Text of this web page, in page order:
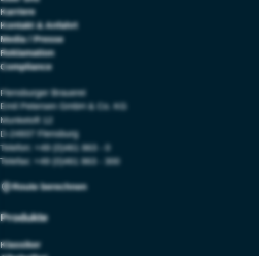
Karriere
Kontakt & Anfahrt
Media / Presse
Reklamation
Compliance
Flensburger Brauerei
Emil Petersen GmbH & Co. KG
Munketoft 12
D-24937 Flensburg
Telefon: +49 (0)461 863 - 0
Telefax: +49 (0)461 863 - 300
Route berechnen
Produkte
Klassiker